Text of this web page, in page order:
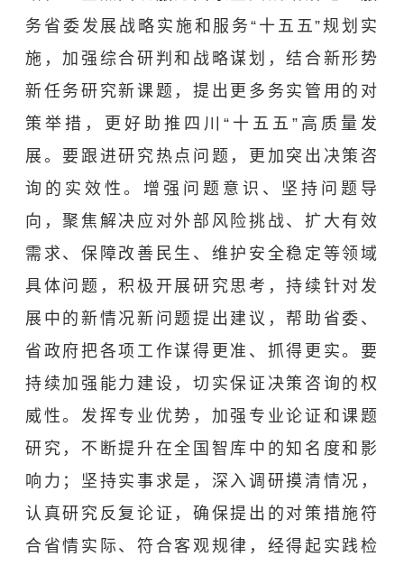
务省委发展战略实施和服务“十五五”规划实
施，加强综合研判和战略谋划，结合新形势
新任务研究新课题，提出更多务实管用的对
策举措，更好助推四川“十五五”高质量发
展。要跟进研究热点问题，更加突出决策咨
询的实效性。增强问题意识、坚持问题导
向，聚焦解决应对外部风险挑战、扩大有效
需求、保障改善民生、维护安全稳定等领域
具体问题，积极开展研究思考，持续针对发
展中的新情况新问题提出建议，帮助省委、
省政府把各项工作谋得更准、抓得更实。要
持续加强能力建设，切实保证决策咨询的权
威性。发挥专业优势，加强专业论证和课题
研究，不断提升在全国智库中的知名度和影
响力；坚持实事求是，深入调研摸清情况，
认真研究反复论证，确保提出的对策措施符
合省情实际、符合客观规律，经得起实践检